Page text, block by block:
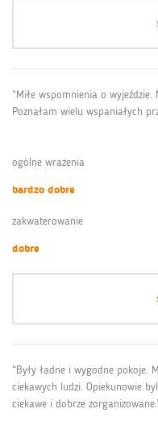
“Miłe wspomnienia o
Poznałam wielu wspaniałych
ogólne wrażenia
bardzo dobre
zakwaterowanie
dobre
“Były ładne i wygodne pokoje.
ciekawych ludzi. Opiekunowie
ciekawe i dobrze